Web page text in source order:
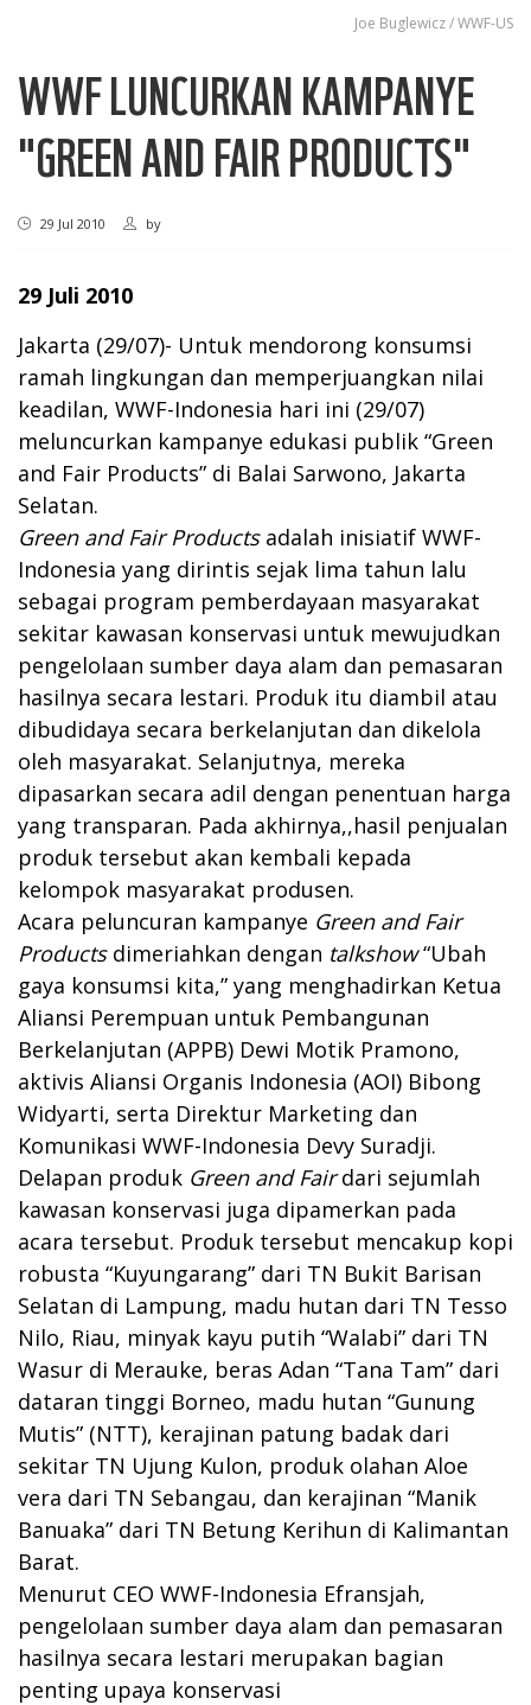
Joe Buglewicz / WWF-US
WWF LUNCURKAN KAMPANYE
"GREEN AND FAIR PRODUCTS"
29 Jul 2010 by
29 Juli 2010
Jakarta (29/07)- Untuk mendorong konsumsi
ramah lingkungan dan memperjuangkan nilai
keadilan, WWF-Indonesia hari ini (29/07)
meluncurkan kampanye edukasi publik “Green
and Fair Products” di Balai Sarwono, Jakarta
Selatan.
Green and Fair Productsadalah inisiatif WWF-
Indonesia yang dirintis sejak lima tahun lalu
sebagai program pemberdayaan masyarakat
sekitar kawasan konservasi untuk mewujudkan
pengelolaan sumber daya alam dan pemasaran
hasilnya secara lestari. Produk itu diambil atau
dibudidaya secara berkelanjutan dan dikelola
oleh masyarakat. Selanjutnya, mereka
dipasarkan secara adil dengan penentuan harga
yang transparan. Pada akhirnya,,hasil penjualan
produk tersebut akan kembali kepada
kelompok masyarakat produsen.
Acara peluncuran kampanye Green and Fair
Productsdimeriahkan dengan talkshow“Ubah
gaya konsumsi kita,” yang menghadirkan Ketua
Aliansi Perempuan untuk Pembangunan
Berkelanjutan (APPB) Dewi Motik Pramono,
aktivis Aliansi Organis Indonesia (AOI) Bibong
Widyarti, serta Direktur Marketing dan
Komunikasi WWF-Indonesia Devy Suradji.
Delapan produk Green and Fairdari sejumlah
kawasan konservasi juga dipamerkan pada
acara tersebut. Produk tersebut mencakup kopi
robusta “Kuyungarang” dari TN Bukit Barisan
Selatan di Lampung, madu hutan dari TN Tesso
Nilo, Riau, minyak kayu putih “Walabi” dari TN
Wasur di Merauke, beras Adan “Tana Tam” dari
dataran tinggi Borneo, madu hutan “Gunung
Mutis” (NTT), kerajinan patung badak dari
sekitar TN Ujung Kulon, produk olahan Aloe
vera dari TN Sebangau, dan kerajinan “Manik
Banuaka” dari TN Betung Kerihun di Kalimantan
Barat.
Menurut CEO WWF-Indonesia Efransjah,
pengelolaan sumber daya alam dan pemasaran
hasilnya secara lestari merupakan bagian
penting upaya konservasi